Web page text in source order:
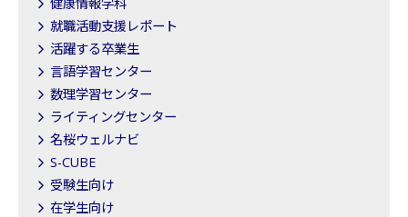
就職活動支援レポート
活躍する卒業生
言語学習センター
数理学習センター
ライティングセンター
名桜ウェルナビ
S-CUBE
受験生向け
在学生向け